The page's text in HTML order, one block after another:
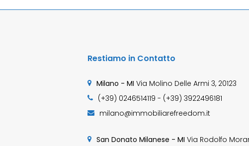
Restiamo in Contatto
Milano - MI Via Molino Delle Armi 3, 20123
(+39) 0246514119 - (+39) 3922496181
milano@immobiliarefreedom.it
San Donato Milanese - MI Via Rodolfo